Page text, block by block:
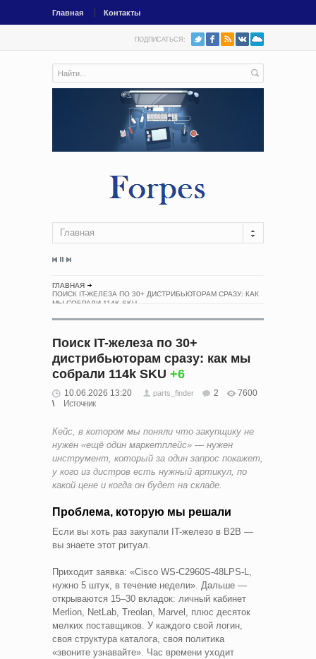
Главная Контакты
ПОДПИСАТЬСЯ:
Главная
ГЛАВНАЯ
ПОИСК IT-ЖЕЛЕЗА ПО 30+ ДИСТРИБЬЮТОРАМ СРАЗУ: КАК
МЫ СОБРАЛИ 114K SKU
Поиск IT-железа по 30+
дистрибьюторам сразу: как мы
собрали 114k SKU +6
10.06.2026 13:20 parts_finder 2
7600
Источник
Кейс, в котором мы поняли что закупщику не
нужен «ещё один маркетплейс» — нужен
инструмент, который за один запрос покажет,
у кого из дистров есть нужный артикул, по
какой цене и когда он будет на складе.
Проблема, которую мы решали
Если вы хоть раз закупали IT-железо в B2B —
вы знаете этот ритуал.
Приходит заявка: «Cisco WS-C2960S-48LPS-L,
нужно 5 штук, в течение недели». Дальше —
открываются 15–30 вкладок: личный кабинет
Merlion, NetLab, Treolan, Marvel, плюс десяток
мелких поставщиков. У каждого свой логин,
своя структура каталога, своя политика
«звоните узнавайте». Час времени уходит